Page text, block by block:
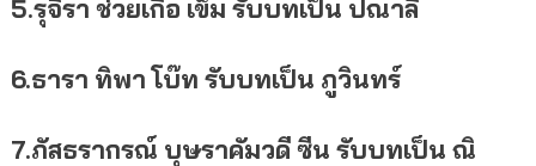
5.รุจิรา ช่วยเกื้อ เข็ม รับบทเป็น ปณาลี
6.ธารา ทิพา โบ๊ท รับบทเป็น ภูวินทร์
7.ภัสธรากรณ์ บุษราคัมวดีซีน รับบทเป็น ณิ